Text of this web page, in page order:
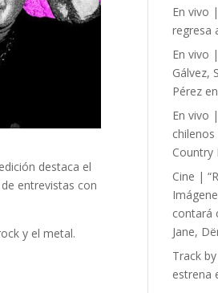
destaca el
entrevistas con
y el metal.
En vivo
regresa
En vivo
Gálvez,
Pérez
En vivo
Country
Cine |
contará
Jane,
Track
estrena